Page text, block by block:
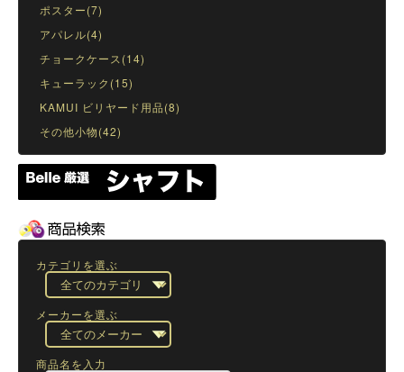
ポスター(7)
アパレル(4)
チョークケース(14)
キューラック(15)
KAMUI ビリヤード用品(8)
その他小物(42)
カテゴリを選ぶ
メーカーを選ぶ
商品名を入力